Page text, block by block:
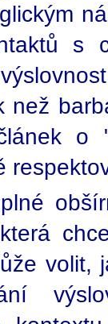
s
o
volit,